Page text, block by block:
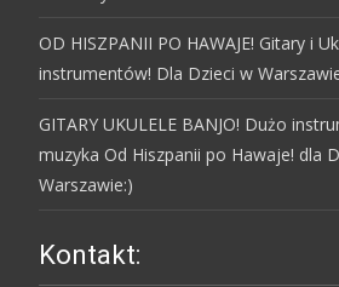
OD HISZPANII PO HAWAJE! Gitary i
instrumentów! Dla Dzieci w
GITARY UKULELE BANJO! Dużo
muzyka Od Hiszpanii po Hawaje! dla
Warszawie:)
Kontakt: